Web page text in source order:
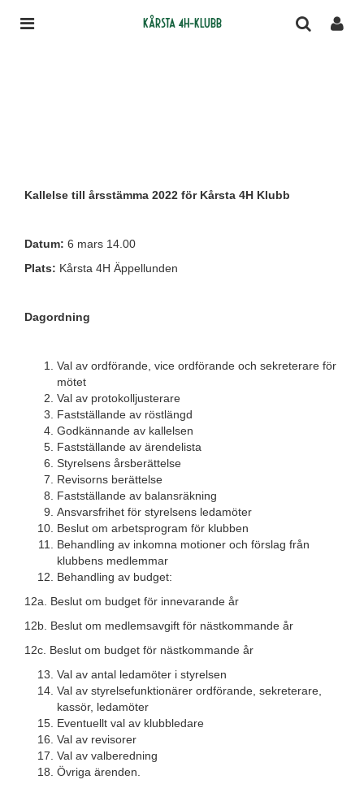
Kårsta 4H-klubb
Kallelse till årsstämma 2022 för Kårsta 4H Klubb
Datum: 6 mars 14.00
Plats: Kårsta 4H Äppellunden
Dagordning
Val av ordförande, vice ordförande och sekreterare för
mötet
Val av protokolljusterare
Fastställande av röstlängd
Godkännande av kallelsen
Fastställande av ärendelista
Styrelsens årsberättelse
Revisorns berättelse
Fastställande av balansräkning
Ansvarsfrihet för styrelsens ledamöter
Beslut om arbetsprogram för klubben
Behandling av inkomna motioner och förslag från
klubbens medlemmar
Behandling av budget:
12a. Beslut om budget för innevarande år
12b. Beslut om medlemsavgift för nästkommande år
12c. Beslut om budget för nästkommande år
Val av antal ledamöter i styrelsen
Val av styrelsefunktionärer ordförande, sekreterare,
kassör, ledamöter
Eventuellt val av klubbledare
Val av revisorer
Val av valberedning
Övriga ärenden.